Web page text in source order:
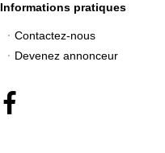
Informations pratiques
Contactez-nous
Devenez annonceur